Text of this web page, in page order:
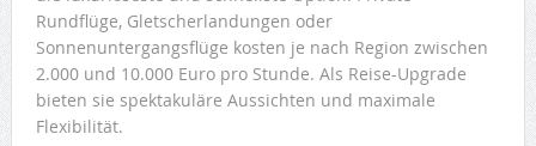
Rundflüge, Gletscherlandungen oder
Sonnenuntergangsflüge kosten je nach Region zwischen
2.000 und 10.000 Euro pro Stunde. Als Reise-Upgrade
bieten sie spektakuläre Aussichten und maximale
Flexibilität.